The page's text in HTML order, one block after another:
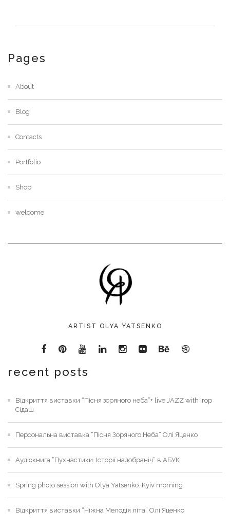
Pages
About
Blog
Contacts
Portfolio
Shop
welcome
ARTIST OLYA YATSENKO
recent posts
Відкриття виставки “Пісня зоряного неба”+ live JAZZ with Ігор
Сідаш
Персональна виставка “Пісня Зоряного Неба” Олі Яценко
Аудіокнига “Пухнастики. Історії надобраніч” в АБУК
Spring photo session with Olya Yatsenko. Kyiv morning
Відкриття виставки “Ніжна Мелодія літа” Олі Яценко